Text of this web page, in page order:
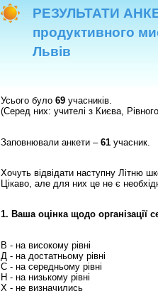
РЕЗУЛЬТАТИ
продуктивного
Львів
Усього було 69учасників.
(Серед них: учителі з Києва,
Заповнювали анкети – 61учасник.
Хочуть відвідати наступну Літню
Цікаво, але для них це не є
1. Ваша оцінка щодо організації
В - на високому рівні
Д - на достатньому рівні
С - на середньому рівні
Н - на низькому рівні
Х - не визначились